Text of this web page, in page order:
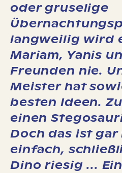
oder gruselige
langweilig wird
Mariam, Yanis
Freunden nie.
Meister hat
besten Ideen.
einen
Doch das ist gar
einfach,
Dino riesig ...